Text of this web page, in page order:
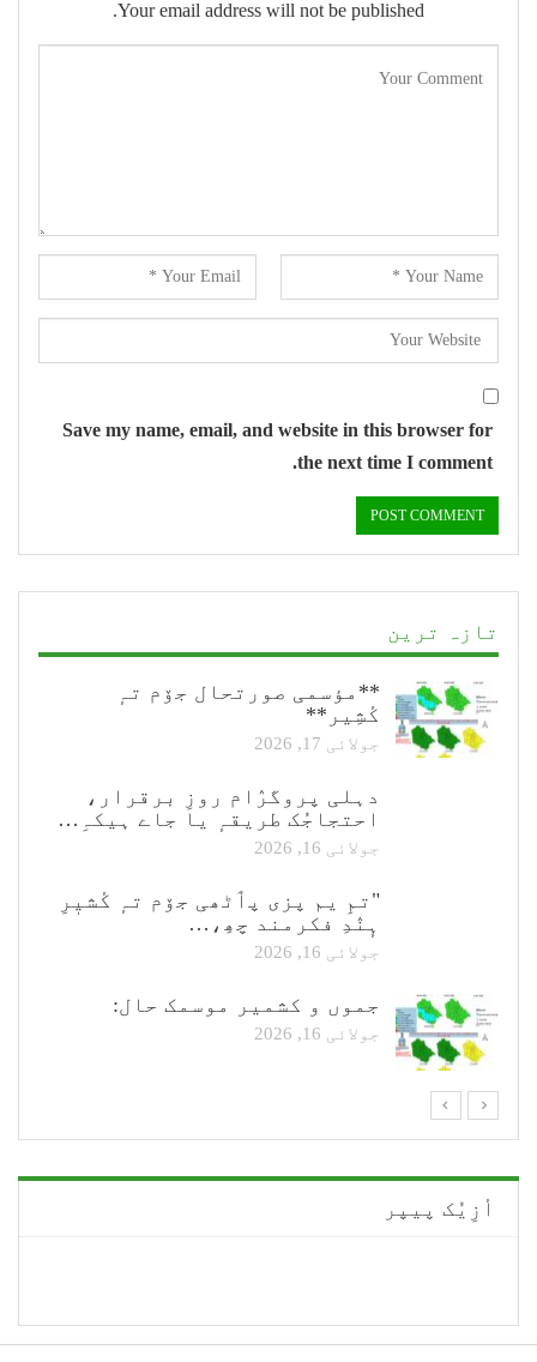
Your email address will not be published.
Save my name, email, and website in this browser for
the next time I comment.
تازہ ترین
**مؤسمی صورتحال جۆم تہٕ
کٔشِیر**
جولائی 17, 2026
دہلی پروگرٛام روزِ برقرار،
احتجاجُک طریقہٕ یا جاے ہیکہِ…
جولائی 16, 2026
"تمِ یم پزی پٲٹھی جۆم تہٕ کٔشیٖرِ
ہٕنٛدِ فکرمند چھِ،…
جولائی 16, 2026
جموں و کشمیر موسمک حال:
جولائی 16, 2026
أزِیُک پیپر